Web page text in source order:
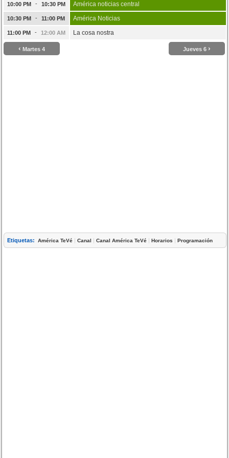
10:00 PM - 10:30 PM América noticias central
10:30 PM - 11:00 PM América Noticias
11:00 PM - 12:00 AM La cosa nostra
‹ Martes 4 Jueves 6 ›
Etiquetas: América TeVé |Canal |Canal América TeVé |Horarios |Programación